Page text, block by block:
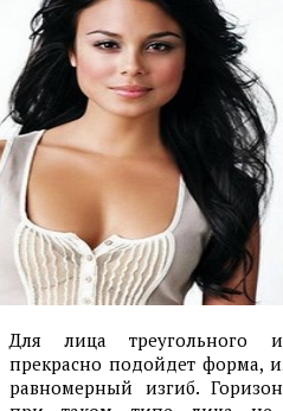
Для лица треугольного
прекрасно подойдет форма,
равномерный изгиб.